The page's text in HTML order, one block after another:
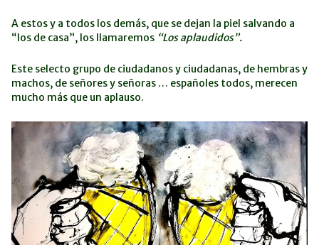
A estos y a todos los demás, que se dejan la piel salvando a
“los de casa”, los llamaremos “Los aplaudidos”.
Este selecto grupo de ciudadanos y ciudadanas, de hembras y
machos, de señores y señoras … españoles todos, merecen
mucho más que un aplauso.